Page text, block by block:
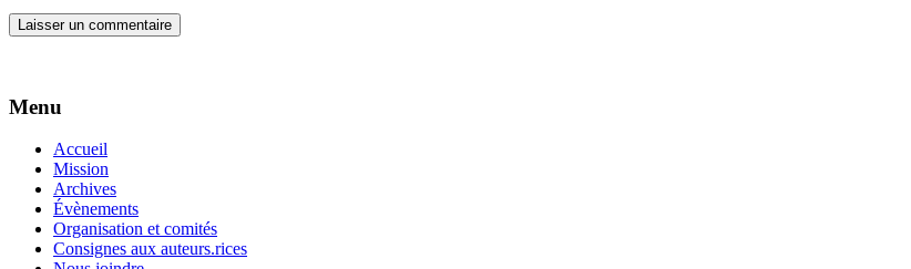
Menu
Accueil
Mission
Archives
Évènements
Organisation et comités
Consignes aux auteurs.rices